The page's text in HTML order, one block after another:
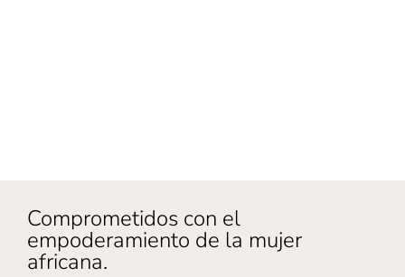
Comprometidos con el
empoderamiento de la mujer
africana.